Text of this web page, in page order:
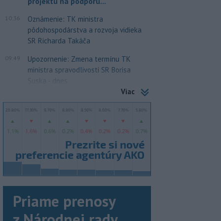
10:36
Oznámenie: TK ministra
pôdohospodárstva a rozvoja vidieka
SR Richarda Takáča
09:49
Upozornenie: Zmena termínu TK
ministra spravodlivosti SR Borisa
Suska - dnes
Viac
Priame prenosy